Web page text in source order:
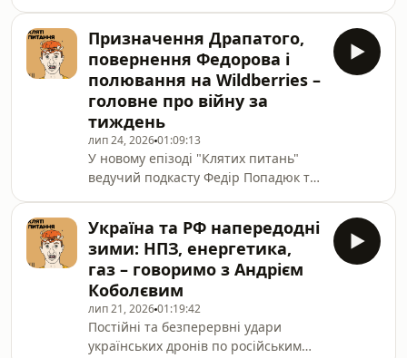
побачили "міністерство стабілізації"
Дениса Шмигаля та "міністерство
інновацій" Михайла Федорова.Саме
звільнення останнього запустило
хвилю протестів, заміну
головнокомандувача Олександра
Сирського на Михайла Драпатого та
призначення Євгенія Хмари на
посаду в.о. міністра.У новом
Призначення Драпатого,
повернення Федорова і
полювання на Wildberries –
головне про війну за
тиждень
лип 24, 202601:09:13
У новому епізоді "Клятих питань"
ведучий подкасту Федір Попадюк та
призначення Михайла Драпатого на
посаду Головнокомандувача замість
Олександра Сирського та очікування
від нього.Також говоримо про те, що
буде з Михайлом Федоровим, про
українські удари по Wildberries,
запаси російських балістичних
Україна та РФ напередодні
зими: НПЗ, енергетика,
газ – говоримо з Андрієм
Коболєвим
лип 21, 202601:19:42
Постійні та безперервні удари
українських дронів по російським